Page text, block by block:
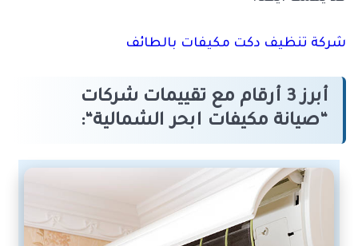
شركة تنظيف دكت مكيفات بالطائف
أبرز 3 أرقام مع تقييمات شركات
“صيانة مكيفات ابحر الشمالية“: